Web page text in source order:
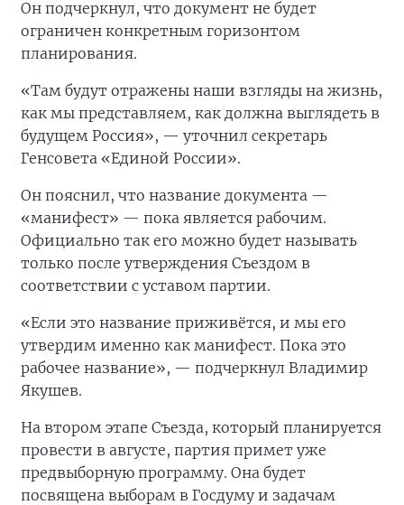
Он подчеркнул, что документ не будет
ограничен конкретным горизонтом
планирования.
«Там будут отражены наши взгляды на жизнь,
как мы представляем, как должна выглядеть в
будущем Россия», — уточнил секретарь
Генсовета «Единой России».
Он пояснил, что название документа —
«манифест» — пока является рабочим.
Официально так его можно будет называть
только после утверждения Съездом в
соответствии с уставом партии.
«Если это название приживётся, и мы его
утвердим именно как манифест. Пока это
рабочее название», — подчеркнул Владимир
Якушев.
На втором этапе Съезда, который планируется
провести в августе, партия примет уже
предвыборную программу. Она будет
посвящена выборам в Госдуму и задачам